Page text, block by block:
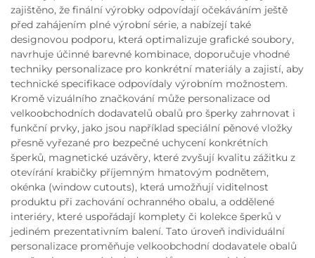
zajištěno, že finální výrobky odpovídají očekáváním ještě
před zahájením plné výrobní série, a nabízejí také
designovou podporu, která optimalizuje grafické soubory,
navrhuje účinné barevné kombinace, doporučuje vhodné
techniky personalizace pro konkrétní materiály a zajistí, aby
technické specifikace odpovídaly výrobním možnostem.
Kromě vizuálního značkování může personalizace od
velkoobchodních dodavatelů obalů pro šperky zahrnovat i
funkční prvky, jako jsou například speciální pěnové vložky
přesně vyřezané pro bezpečné uchycení konkrétních
šperků, magnetické uzávěry, které zvyšují kvalitu zážitku z
otevírání krabičky příjemným hmatovým podnětem,
okénka (window cutouts), která umožňují viditelnost
produktu při zachování ochranného obalu, a oddělené
interiéry, které uspořádají komplety či kolekce šperků v
jediném prezentativním balení. Tato úroveň individuální
personalizace proměňuje velkoobchodní dodavatele obalů